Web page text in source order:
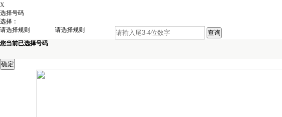
X
选择号码
选择：
请选择规则
请选择规则
您当前已选择号码